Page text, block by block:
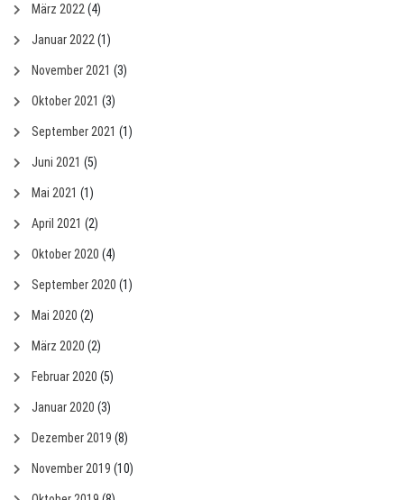
März 2022 (4)
Januar 2022 (1)
November 2021 (3)
Oktober 2021 (3)
September 2021 (1)
Juni 2021 (5)
Mai 2021 (1)
April 2021 (2)
Oktober 2020 (4)
September 2020 (1)
Mai 2020 (2)
März 2020 (2)
Februar 2020 (5)
Januar 2020 (3)
Dezember 2019 (8)
November 2019 (10)